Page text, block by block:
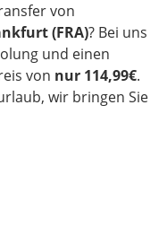
von
(FRA)? Bei uns
und einen
von nur 114,99€.
wir bringen Sie